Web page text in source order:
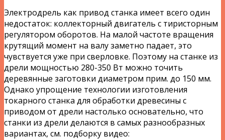
Электродрель как привод станка имеет всего один
недостаток: коллекторный двигатель с тиристорным
регулятором оборотов. На малой частоте вращения
крутящий момент на валу заметно падает, это
чувствуется уже при сверловке. Поэтому на станке из
дрели мощностью 280-350 Вт можно точить
деревянные заготовки диаметром прим. до 150 мм.
Однако упрощение технологии изготовления
токарного станка для обработки древесины с
приводом от дрели настолько основательно, что
станки из дрели делаются в самых разнообразных
вариантах, см. подборку видео: